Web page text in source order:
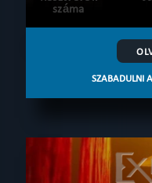
száma
SZABADULNI